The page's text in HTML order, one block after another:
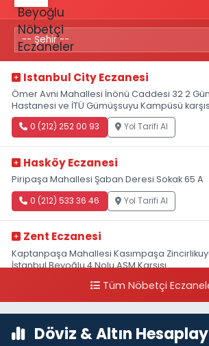
Istanbul City Eczanesi
Ömer Avni Mahallesi İnönü Caddesi 32 2
Hastanesi ve İTÜ Gümüşsuyu Kampüsü
0 (212) 252 00 93 Yol Tarifi Al
Hasköy Eczanesi
Piripaşa Mahallesi Şaban Deresi Sokak 65 A
0 (212) 533 36 46 Yol Tarifi Al
Zent Eczanesi
Kaptanpaşa Mahallesi Kasımpaşa
İstanbul Beyoğlu 4 Nolu ASM Karşısı
0 (212) 297 96 92 Yol Tarifi Al
Tüm Nöbetçi
Döviz & Altın